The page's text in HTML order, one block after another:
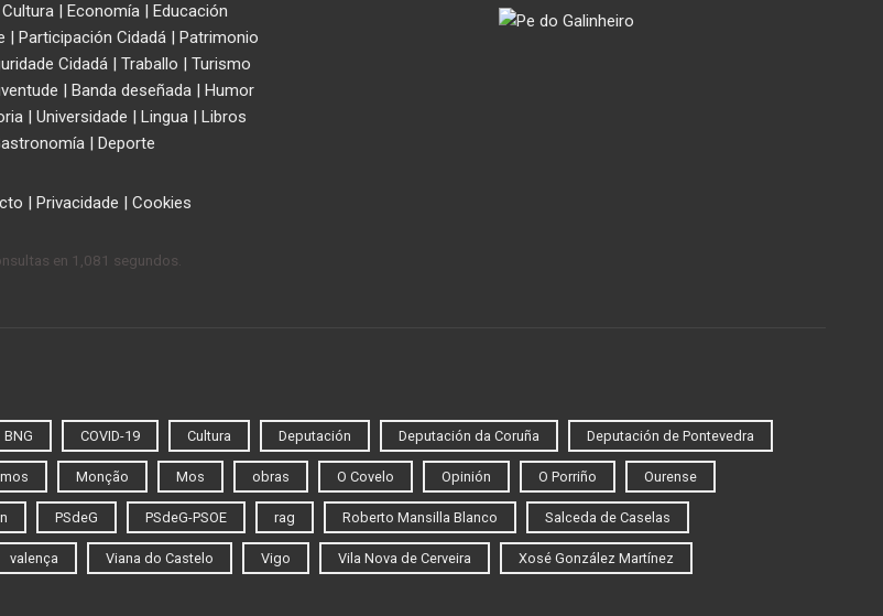
Cultura | Economía | Educación
| Participación Cidadá| Patrimonio
Cidadá | Traballo | Turismo
| Banda deseñada | Humor
| Universidade | Lingua| Libros
| Deporte
| Privacidade | Cookies
en 1,081 segundos.
BNG COVID-19 Cultura Deputación Deputación da Coruña Deputación de Pontevedra
Monção Mos obras O Covelo Opinión O Porriño Ourense
PSdeG PSdeG-PSOE rag Roberto Mansilla Blanco Salceda de Caselas
valença Viana do Castelo Vigo Vila Nova de Cerveira Xosé González Martínez